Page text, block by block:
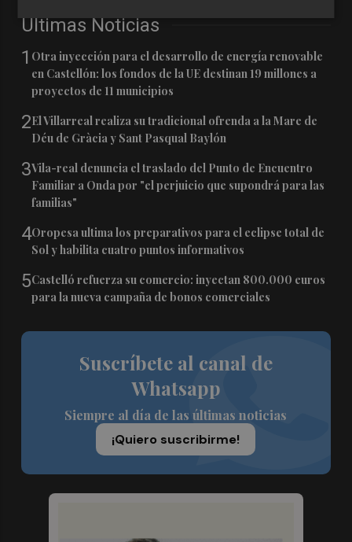
Últimas Noticias
1 Otra inyección para el desarrollo de energía renovable
en Castellón: los fondos de la UE destinan 19 millones a
proyectos de 11 municipios
2El Villarreal realiza su tradicional ofrenda a la Mare de
Déu de Gràcia y Sant Pasqual Baylón
3Vila-real denuncia el traslado del Punto de Encuentro
Familiar a Onda por "el perjuicio que supondrá para las
familias"
4Oropesa ultima los preparativos para el eclipse total de
Sol y habilita cuatro puntos informativos
5Castelló refuerza su comercio: inyectan 800.000 euros
para la nueva campaña de bonos comerciales
Suscríbete al canal de
Whatsapp
Siempre al día de las últimas noticias
¡Quiero suscribirme!